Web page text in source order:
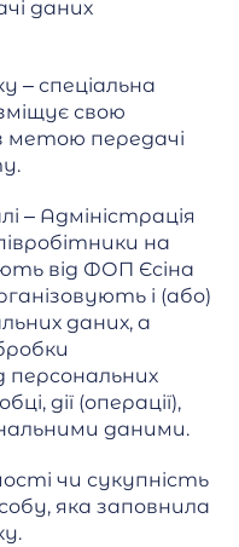
даних
– спеціальна
свою
метою передачі
– Адміністрація
на
від ФОП Єсіна
і (або)
даних, а
персональних
дії (операції),
даними.
чи сукупність
яка заповнила